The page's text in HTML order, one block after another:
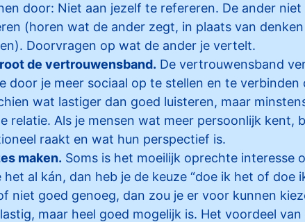
door: Niet aan jezelf te refereren. De ander
(horen wat de ander zegt, in plaats van
Doorvragen op wat de ander je vertelt.
de vertrouwensband. De vertrouwensband
door je meer sociaal op te stellen en te verbinden
wat lastiger dan goed luisteren, maar
relatie. Als je mensen wat meer persoonlijk kent,
raakt en wat hun perspectief is.
maken. Soms is het moeilijk oprechte interesse
het al kán, dan heb je de keuze “doe ik het of doe
niet goed genoeg, dan zou je er voor kunnen
maar heel goed mogelijk is. Het voordeel